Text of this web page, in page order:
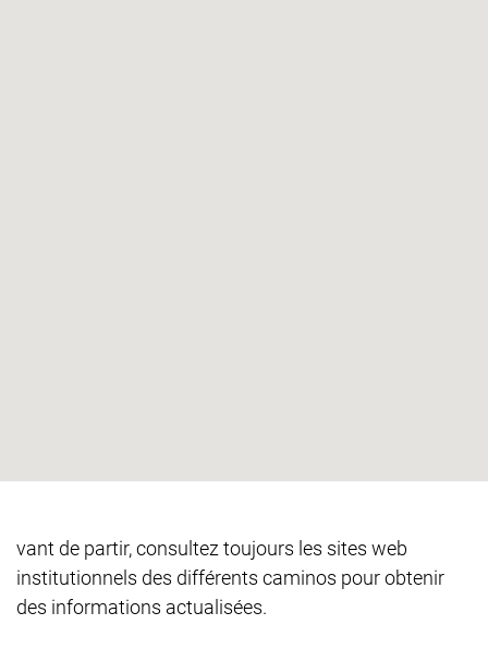
vant de partir, consultez toujours les sites web
institutionnels des différents caminos pour obtenir
des informations actualisées.